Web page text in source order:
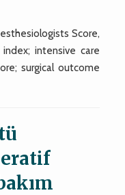
Score,
intensive care
surgical outcome